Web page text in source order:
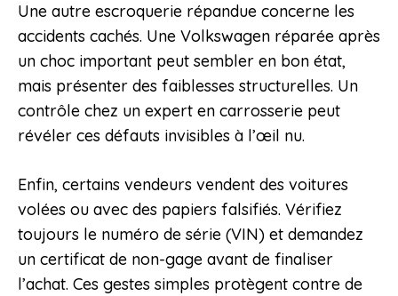
Une autre escroquerie répandue concerne les
accidents cachés. Une Volkswagen réparée après
un choc important peut sembler en bon état,
mais présenter des faiblesses structurelles. Un
contrôle chez un expert en carrosserie peut
révéler ces défauts invisibles à l’œil nu.
Enfin, certains vendeurs vendent des voitures
volées ou avec des papiers falsifiés. Vérifiez
toujours le numéro de série (VIN) et demandez
un certificat de non-gage avant de finaliser
l’achat. Ces gestes simples protègent contre de